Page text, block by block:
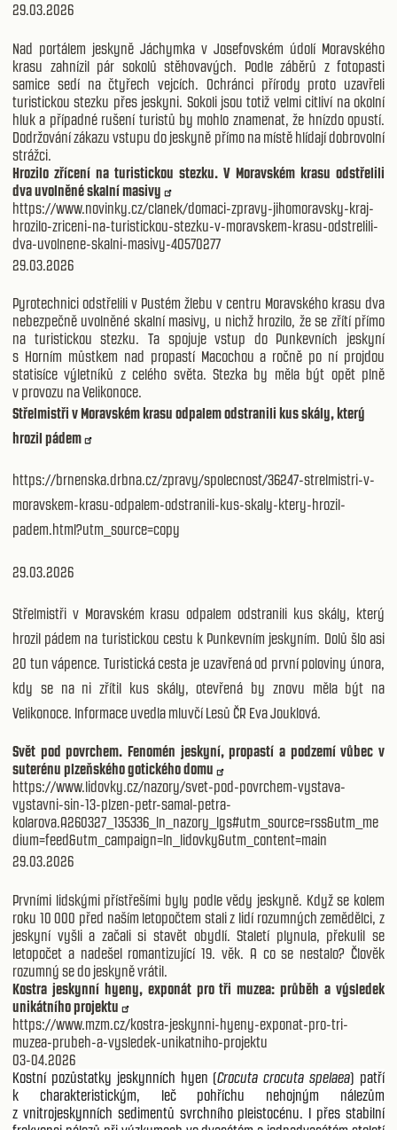
29.03.2026
Nad portálem jeskyně Jáchymka v Josefovském údolí Moravského
krasu zahnízil pár sokolů stěhovavých. Podle záběrů z fotopasti
samice sedí na čtyřech vejcích. Ochránci přírody proto uzavřeli
turistickou stezku přes jeskyni. Sokoli jsou totiž velmi citliví na okolní
hluk a případné rušení turistů by mohlo znamenat, že hnízdo opustí.
Dodržování zákazu vstupu do jeskyně přímo na místě hlídají dobrovolní
strážci.
Hrozilo zřícení na turistickou stezku. V Moravském krasu odstřelili
dva uvolněné skalní masivy
https://www.novinky.cz/clanek/domaci-zpravy-jihomoravsky-kraj-
hrozilo-zriceni-na-turistickou-stezku-v-moravskem-krasu-odstrelili-
dva-uvolnene-skalni-masivy-40570277
29.03.2026
Pyrotechnici odstřelili v Pustém žlebu v centru Moravského krasu dva
nebezpečně uvolněné skalní masivy, u nichž hrozilo, že se zřítí přímo
na turistickou stezku. Ta spojuje vstup do Punkevních jeskyní
s Horním můstkem nad propastí Macochou a ročně po ní projdou
statisíce výletníků z celého světa. Stezka by měla být opět plně
v provozu na Velikonoce.
Střelmistři v Moravském krasu odpalem odstranili kus skály, který
hrozil pádem
https://brnenska.drbna.cz/zpravy/spolecnost/36247-strelmistri-v-
moravskem-krasu-odpalem-odstranili-kus-skaly-ktery-hrozil-
padem.html?utm_source=copy
29.03.2026
Střelmistři v Moravském krasu odpalem odstranili kus skály, který
hrozil pádem na turistickou cestu k Punkevním jeskyním. Dolů šlo asi
20 tun vápence. Turistická cesta je uzavřená od první poloviny února,
kdy se na ni zřítil kus skály, otevřená by znovu měla být na
Velikonoce. Informace uvedla mluvčí Lesů ČR Eva Jouklová.
Svět pod povrchem. Fenomén jeskyní, propastí a podzemí vůbec v
suterénu plzeňského gotického domu
https://www.lidovky.cz/nazory/svet-pod-povrchem-vystava-
vystavni-sin-13-plzen-petr-samal-petra-
kolarova.A260327_135336_ln_nazory_lgs#utm_source=rss&utm_me
dium=feed&utm_campaign=ln_lidovky&utm_content=main
29.03.2026
Prvními lidskými přístřešími byly podle vědy jeskyně. Když se kolem
roku 10 000 před naším letopočtem stali z lidí rozumných zemědělci, z
jeskyní vyšli a začali si stavět obydlí. Staletí plynula, překulil se
letopočet a nadešel romantizující 19. věk. A co se nestalo? Člověk
rozumný se do jeskyně vrátil.
Kostra jeskynní hyeny, exponát pro tři muzea: průběh a výsledek
unikátního projektu
https://www.mzm.cz/kostra-jeskynni-hyeny-exponat-pro-tri-
muzea-prubeh-a-vysledek-unikatniho-projektu
03-04.2026
Kostní pozůstatky jeskynních hyen (Crocuta crocuta spelaea) patří
k charakteristickým, leč pohříchu nehojným nálezům
z vnitrojeskynních sedimentů svrchního pleistocénu. I přes stabilní